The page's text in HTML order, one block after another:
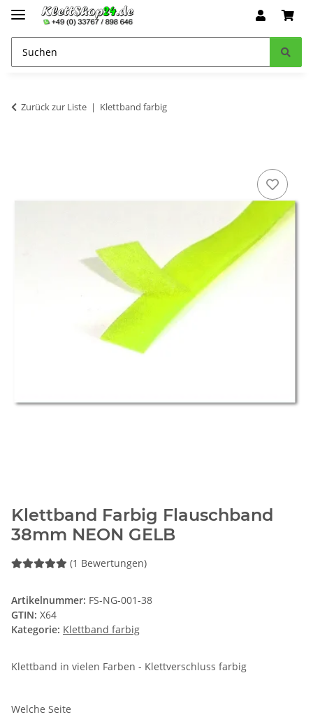
Zurück zur Liste Klettband farbig
Klettband Farbig Flauschband
38mm NEON GELB
(1 Bewertungen)
Artikelnummer: FS-NG-001-38
GTIN: X64
Kategorie: Klettband farbig
Klettband in vielen Farben - Klettverschluss farbig
Welche Seite